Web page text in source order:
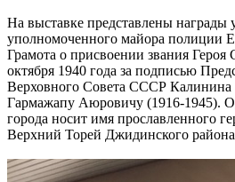
На выставке представлены награды
уполномоченного майора полиции
Грамота о присвоении звания Героя
октября 1940 года за подписью
Верховного Совета СССР
Гармажапу Аюровичу (1916-1945).
города носит имя прославленного
Верхний Торей Джидинского